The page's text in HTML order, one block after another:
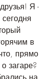
Я -
в
прямо
загаре?
на